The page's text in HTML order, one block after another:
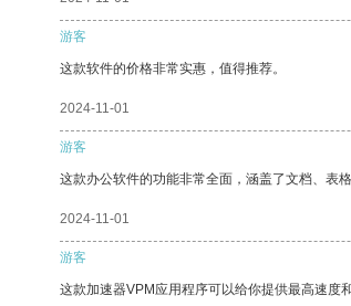
游客
这款软件的价格非常实惠，值得推荐。
2024-11-01
游客
这款办公软件的功能非常全面，涵盖了文档、表
2024-11-01
游客
这款加速器VPM应用程序可以给你提供最高速度